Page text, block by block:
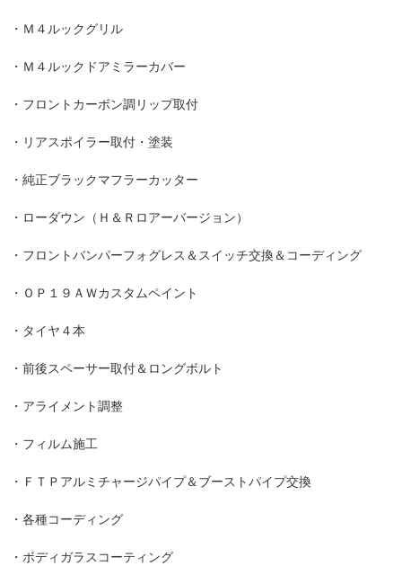
・Ｍ４ルックグリル
・Ｍ４ルックドアミラーカバー
・フロントカーボン調リップ取付
・リアスポイラー取付・塗装
・純正ブラックマフラーカッター
・ローダウン（Ｈ＆Ｒロアーバージョン）
・フロントバンパーフォグレス＆スイッチ交換＆コーディング
・ＯＰ１９ＡＷカスタムペイント
・タイヤ４本
・前後スペーサー取付＆ロングボルト
・アライメント調整
・フィルム施工
・ＦＴＰアルミチャージパイプ＆ブーストパイプ交換
・各種コーディング
・ボディガラスコーティング